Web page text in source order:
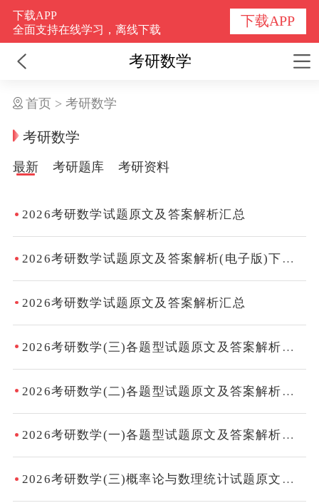
下载APP
全面支持在线学习，离线下载
下载APP
考研数学
首页 > 考研数学
考研数学
最新 考研题库 考研资料
2026考研数学试题原文及答案解析汇总
2026考研数学试题原文及答案解析(电子版)下载入口
2026考研数学试题原文及答案解析汇总
2026考研数学(三)各题型试题原文及答案解析汇总
2026考研数学(二)各题型试题原文及答案解析汇总
2026考研数学(一)各题型试题原文及答案解析汇总
2026考研数学(三)概率论与数理统计试题原文及答案解析